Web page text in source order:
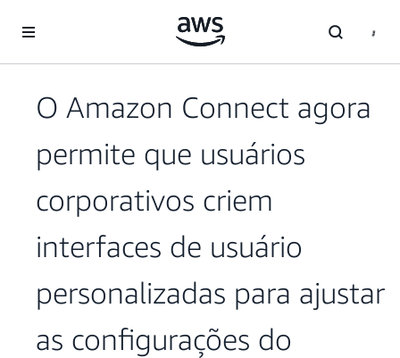
Pular para o conteúdo principal
O Amazon Connect agora
permite que usuários
corporativos criem
interfaces de usuário
personalizadas para ajustar
as configurações do